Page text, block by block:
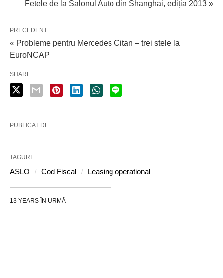
Fetele de la Salonul Auto din Shanghai, ediția 2013 »
PRECEDENT
« Probleme pentru Mercedes Citan – trei stele la
EuroNCAP
SHARE
PUBLICAT DE
TAGURI:
ASLO Cod Fiscal Leasing operational
13 YEARS ÎN URMĂ